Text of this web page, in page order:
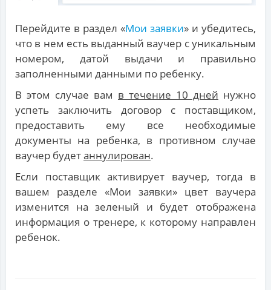
Перейдите в раздел «Мои заявки» и убедитесь,
что в нем есть выданный ваучер с уникальным
номером, датой выдачи и правильно
заполненными данными по ребенку.
В этом случае вам в течение 10 дней нужно
успеть заключить договор с поставщиком,
предоставить ему все необходимые
документы на ребенка, в противном случае
ваучер будетаннулирован.
Если поставщик активирует ваучер, тогда в
вашем разделе «Мои заявки» цвет ваучера
изменится на зеленый и будет отображена
информация о тренере, к которому направлен
ребенок.